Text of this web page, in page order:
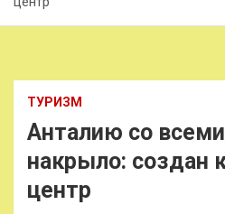
ТУРИЗМ
Анталию со
накрыло: создан
центр